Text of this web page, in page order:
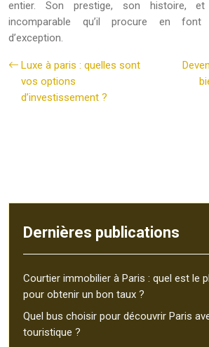
entier. Son prestige, son histoire,
incomparable qu’il procure en font
d’exception.
Luxe à paris : quelles sont
vos options
d’investissement ?
Dernières publications
Courtier immobilier à Paris : quel est le
pour obtenir un bon taux ?
Quel bus choisir pour découvrir Paris
touristique ?